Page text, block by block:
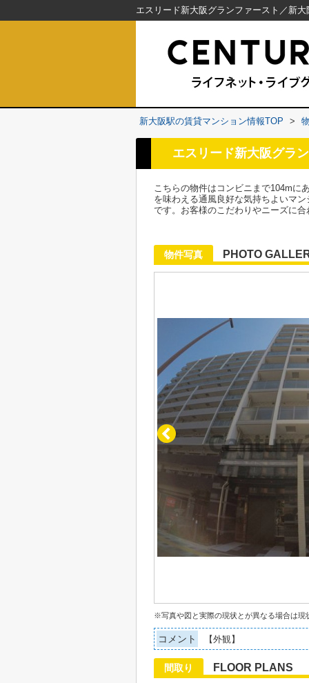
新大阪駅の賃貸マンション情報TOP >
エスリード新大阪グラ
こちらの物件はコンビニまで104mに
を味わえる通風良好な気持ちよいマ
です。お客様のこだわりやニーズに
物件写真 PHOTO
※写真や図と実際の現状とが異なる場合は現
コメント 【外観】
間取り FLOOR PLANS